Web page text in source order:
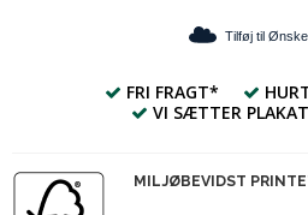
Tilføj til
FRI FRAGT*
VI SÆTTER
MILJØBEVIDST